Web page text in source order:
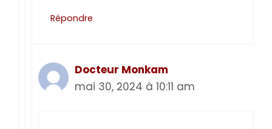
Répondre
Docteur Monkam
mai 30, 2024 à 10:11 am